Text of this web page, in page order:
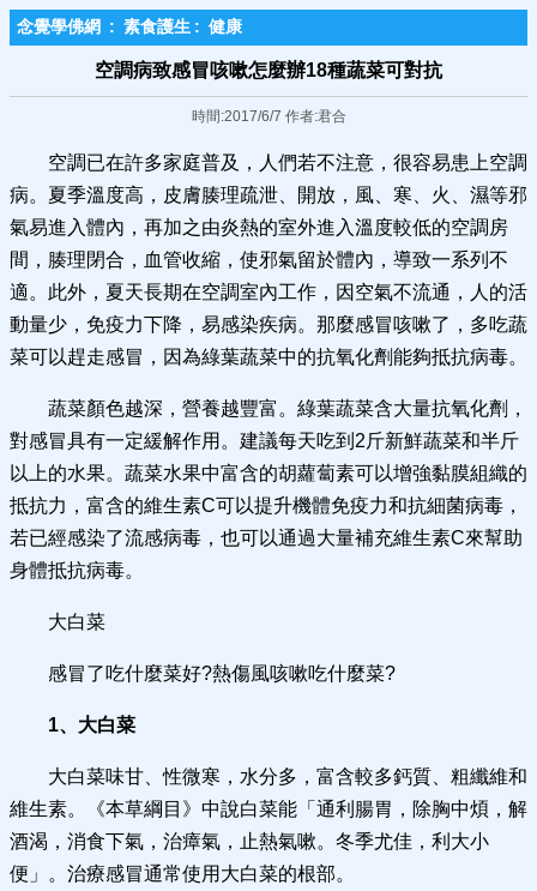
念覺學佛網 : 素食護生 : 健康
空調病致感冒咳嗽怎麼辦18種蔬菜可對抗
時間:2017/6/7 作者:君合
空調已在許多家庭普及，人們若不注意，很容易患上空調
病。夏季溫度高，皮膚腠理疏泄、開放，風、寒、火、濕等邪
氣易進入體內，再加之由炎熱的室外進入溫度較低的空調房
間，腠理閉合，血管收縮，使邪氣留於體內，導致一系列不
適。此外，夏天長期在空調室內工作，因空氣不流通，人的活
動量少，免疫力下降，易感染疾病。那麼感冒咳嗽了，多吃蔬
菜可以趕走感冒，因為綠葉蔬菜中的抗氧化劑能夠抵抗病毒。
蔬菜顏色越深，營養越豐富。綠葉蔬菜含大量抗氧化劑，
對感冒具有一定緩解作用。建議每天吃到2斤新鮮蔬菜和半斤
以上的水果。蔬菜水果中富含的胡蘿蔔素可以增強黏膜組織的
抵抗力，富含的維生素C可以提升機體免疫力和抗細菌病毒，
若已經感染了流感病毒，也可以通過大量補充維生素C來幫助
身體抵抗病毒。
大白菜
感冒了吃什麼菜好?熱傷風咳嗽吃什麼菜?
1、大白菜
大白菜味甘、性微寒，水分多，富含較多鈣質、粗纖維和
維生素。《本草綱目》中說白菜能「通利腸胃，除胸中煩，解
酒渴，消食下氣，治瘴氣，止熱氣嗽。冬季尤佳，利大小
便」。治療感冒通常使用大白菜的根部。